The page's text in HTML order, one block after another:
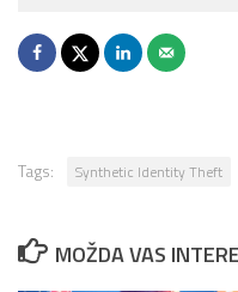
Tags: Synthetic Identity Theft
MOŽDA VAS